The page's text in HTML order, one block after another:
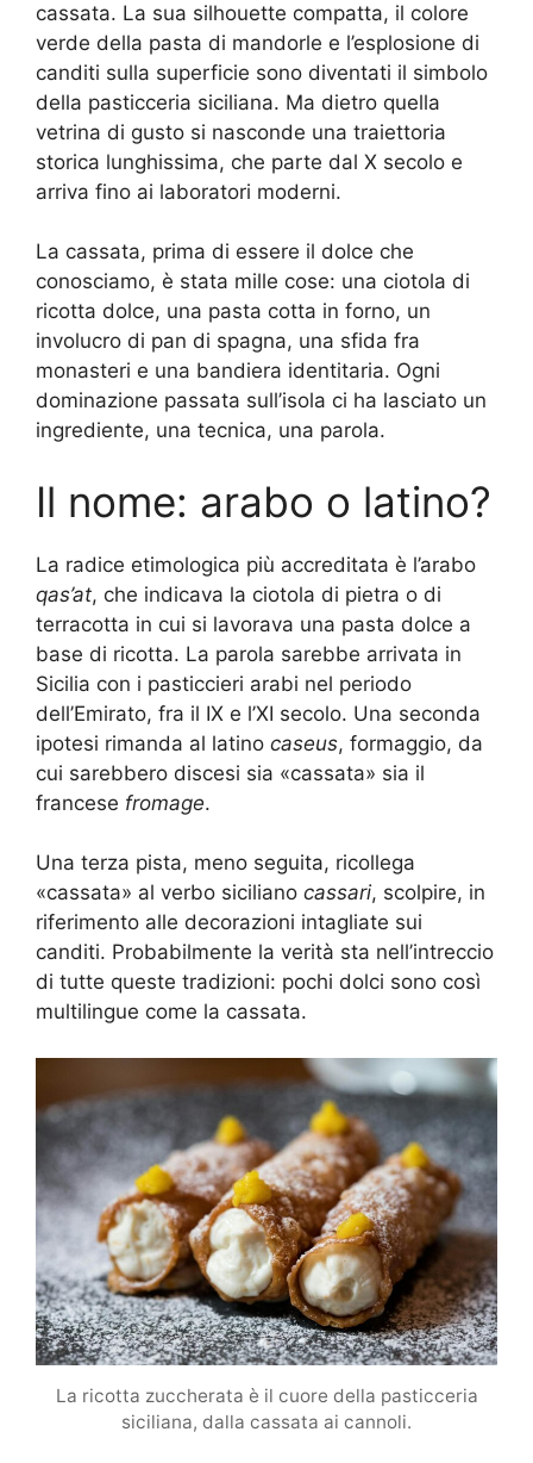
cassata. La sua silhouette compatta, il colore
verde della pasta di mandorle e l’esplosione di
canditi sulla superficie sono diventati il simbolo
della pasticceria siciliana. Ma dietro quella
vetrina di gusto si nasconde una traiettoria
storica lunghissima, che parte dal X secolo e
arriva fino ai laboratori moderni.
La cassata, prima di essere il dolce che
conosciamo, è stata mille cose: una ciotola di
ricotta dolce, una pasta cotta in forno, un
involucro di pan di spagna, una sfida fra
monasteri e una bandiera identitaria. Ogni
dominazione passata sull’isola ci ha lasciato un
ingrediente, una tecnica, una parola.
Il nome: arabo o latino?
La radice etimologica più accreditata è l’arabo
qas’at, che indicava la ciotola di pietra o di
terracotta in cui si lavorava una pasta dolce a
base di ricotta. La parola sarebbe arrivata in
Sicilia con i pasticcieri arabi nel periodo
dell’Emirato, fra il IX e l’XI secolo. Una seconda
ipotesi rimanda al latino caseus, formaggio, da
cui sarebbero discesi sia «cassata» sia il
francese fromage.
Una terza pista, meno seguita, ricollega
«cassata» al verbo siciliano cassari, scolpire, in
riferimento alle decorazioni intagliate sui
canditi. Probabilmente la verità sta nell’intreccio
di tutte queste tradizioni: pochi dolci sono così
multilingue come la cassata.
La ricotta zuccherata è il cuore della pasticceria
siciliana, dalla cassata ai cannoli.